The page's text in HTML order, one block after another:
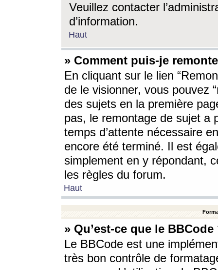
Veuillez contacter
d’information.
Haut
» Comment puis-je
En cliquant sur le lien
de le visionner, vous pouvez
des sujets en la première
pas, le remontage de sujet a
temps d’attente nécessaire
encore été terminé. Il est
simplement en y répondant,
les règles du forum.
Haut
» Qu’est-ce que le BBCode
Le BBCode est une
très bon contrôle de